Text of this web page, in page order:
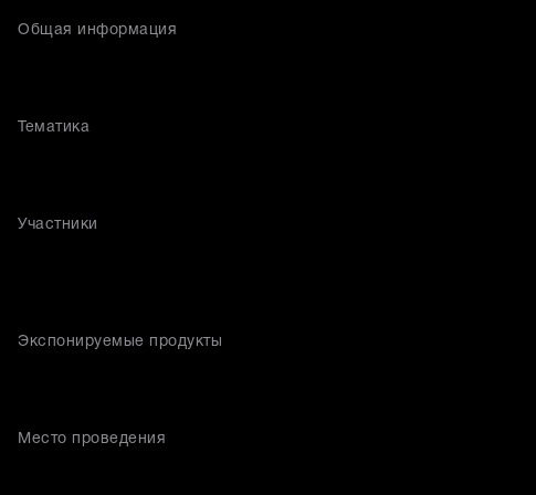
Общая информация
Тематика
Участники
Экспонируемые продукты
Место проведения